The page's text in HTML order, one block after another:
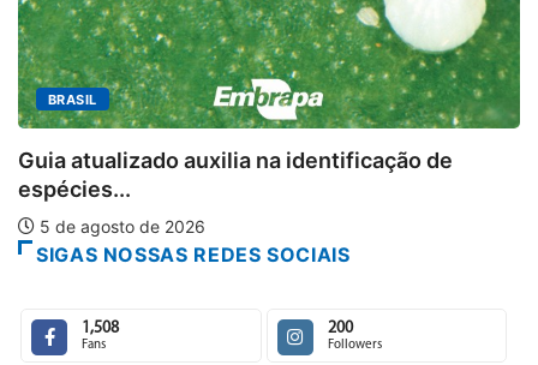
BRASIL
Guia atualizado auxilia na identificação de
espécies...
5 de agosto de 2026
SIGAS NOSSAS REDES SOCIAIS
1,508
Fans
200
Followers